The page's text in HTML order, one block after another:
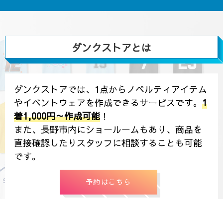
ダンクストアとは
ダンクストアでは、1点からノベルティアイテム
やイベントウェアを作成できるサービスです。 1
着1,000円～作成可能 ！
また、長野市内にショールームもあり、商品を
直接確認したりスタッフに相談することも可能
です。
予約はこちら